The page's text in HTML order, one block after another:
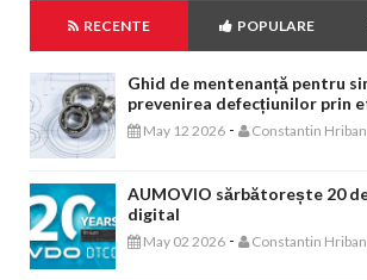
RECENTE POPULARE
Ghid de mentenanță pentru
prevenirea defecțiunilor prin
May 12 2026 - Constantin Hriban
AUMOVIO sărbătorește 20
digital
May 02 2026 - Constantin Hriban